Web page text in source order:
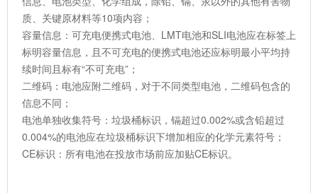
质、关键原材料等10项内容；
容量信息：可充电便携式电池、LMT电池和SLI电池应在标签上
标明容量信息，且不可充电的便携式电池还应标明最小平均持
续时间且标有“不可充电”；
二维码：电池应附二维码，对于不同类型电池，二维码包含的
信息不同；
电池单独收集符号：垃圾桶标识，镉超过0.002%或含铅超过
0.004%的电池应在垃圾桶标识下增加相应的化学元素符号；
CE标识：所有电池在投放市场前应加贴CE标识。